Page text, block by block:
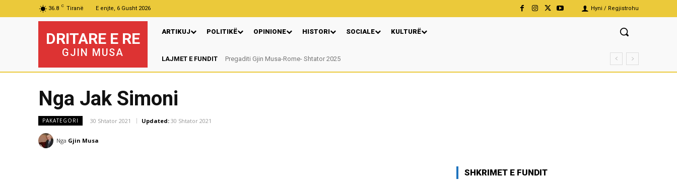
36.8 C Tiranë E enjte, 6 Gusht 2026 Hyni / Regjistrohu
DRITARE E RE
GJIN MUSA
ARTIKUJ POLITIKË OPINIONE HISTORI SOCIALE KULTURË
LAJMET E FUNDIT Pregaditi Gjin Musa-Rome- Shtator 2025
Nga: Ndue Dedaj
Nga Jak Simoni
PAKATEGORI 30 Shtator 2021 Updated: 30 Shtator 2021
Nga Gjin Musa
SHKRIMET E FUNDIT